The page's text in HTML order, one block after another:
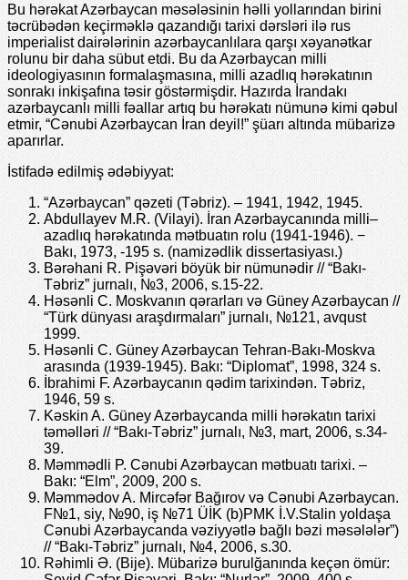
Bu hərəkat Azərbaycan məsələsinin həlli yollarından birini
təcrübədən keçirməklə qazandığı tarixi dərsləri ilə rus
imperialist dairələrinin azərbaycanlılara qarşı xəyanətkar
rolunu bir daha sübut etdi. Bu da Azərbaycan milli
ideologiyasının formalaşmasına, milli azadlıq hərəkatının
sonrakı inkişafına təsir göstərmişdir. Hazırda İrandakı
azərbaycanlı milli fəallar artıq bu hərəkatı nümunə kimi qəbul
etmir, “Cənubi Azərbaycan İran deyil!” şüarı altında mübarizə
aparırlar.
İstifadə edilmiş ədəbiyyat:
“Azərbaycan” qəzeti (Təbriz). – 1941, 1942, 1945.
Abdullayev M.R. (Vilayi). İran Azərbaycanında milli–
azadlıq hərəkatında mətbuatın rolu (1941-1946). −
Bakı, 1973, -195 s. (namizədlik dissertasiyası.)
Bərəhani R. Pişəvəri böyük bir nümunədir // “Bakı-
Təbriz” jurnalı, №3, 2006, s.15-22.
Həsənli C. Moskvanın qərarları və Güney Azərbaycan //
“Türk dünyası araşdırmaları” jurnalı, №121, avqust
1999.
Həsənli C. Güney Azərbaycan Tehran-Bakı-Moskva
arasında (1939-1945). Bakı: “Diplomat”, 1998, 324 s.
İbrahimi F. Azərbaycanın qədim tarixindən. Təbriz,
1946, 59 s.
Kəskin A. Güney Azərbaycanda milli hərəkatın tarixi
təməlləri // “Bakı-Təbriz” jurnalı, №3, mart, 2006, s.34-
39.
Məmmədli P. Cənubi Azərbaycan mətbuatı tarixi. –
Bakı: “Elm”, 2009, 200 s.
Məmmədov A. Mircəfər Bağırov və Cənubi Azərbaycan.
F№1, siy, №90, iş №71 ÜİK (b)PMK İ.V.Stalin yoldaşa
Cənubi Azərbaycanda vəziyyətlə bağlı bəzi məsələlər”)
// “Bakı-Təbriz” jurnalı, №4, 2006, s.30.
Rəhimli Ə. (Bije). Mübarizə burulğanında keçən ömür: